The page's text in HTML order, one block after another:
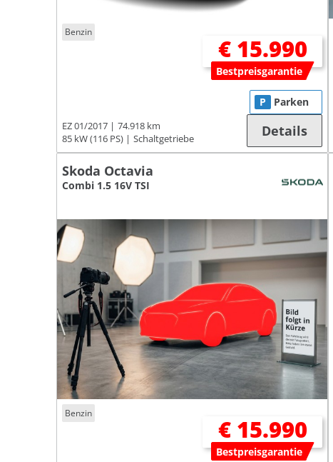
Benzin
€ 15.990
Bestpreisgarantie
EZ 01/2017
74.918 km
85 kW (116 PS)
Schaltgetriebe
P Parken
Details
Skoda Octavia
Combi 1.5 16V TSI
Benzin
€ 15.990
Bestpreisgarantie